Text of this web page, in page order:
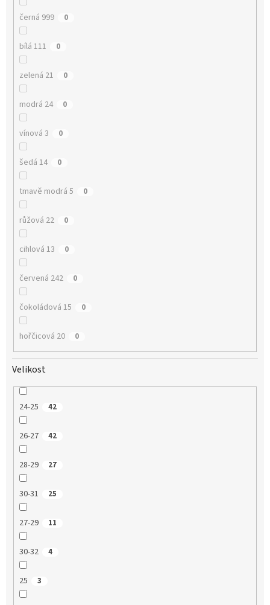
černá 999 0
bílá 111 0
zelená 21 0
modrá 24 0
vínová 3 0
šedá 14 0
tmavě modrá 5 0
růžová 22 0
cihlová 13 0
červená 242 0
čokoládová 15 0
hořčicová 20 0
Velikost
24-25 42
26-27 42
28-29 27
30-31 25
27-29 11
30-32 4
25 3